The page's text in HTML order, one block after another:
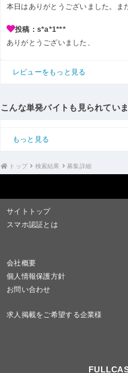
本日はありがとうございました。ま
投稿：s*a*1***
ありがとうございました、
レビューをもっと見る
こんな単発バイトも見られてい
もっと見る
トップ 検索結果 募集詳細
サイトトップ
スマホ認証とは
会社概要
個人情報保護方針
お問い合わせ
求人掲載をご希望する企業様